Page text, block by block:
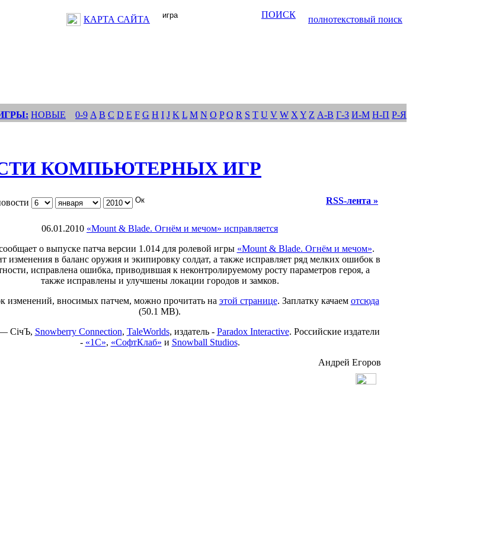
КАРТА САЙТА ПОИСК
полнотекстовый поиск
НОВЫЕ 0-9 A B C D E F G H I J K L M N O P Q R S T U V W X Y Z А-В Г-З И-М Н-П Р-Я
КОМПЬЮТЕРНЫХ ИГР
RSS-лента »
06.01.2010 «Mount & Blade. Огнём и мечом» исправляется
о выпуске патча версии 1.014 для ролевой игры «Mount & Blade. Огнём и мечом».
изменения в баланс оружия и экипировку солдат, а также исправляет ряд мелких ошибок в
исправлена ошибка, приводившая к неконтролируемому росту параметров героя, а
также исправлены и улучшены локации городов и замков.
изменений, вносимых патчем, можно прочитать на этой странице. Заплатку качаем отсюда
(50.1 MB).
— СiчЪ, Snowberry Connection, TaleWorlds, издатель - Paradox Interactive. Российские издатели
- «1С», «СофтКлаб» и Snowball Studios.
Андрей Егоров